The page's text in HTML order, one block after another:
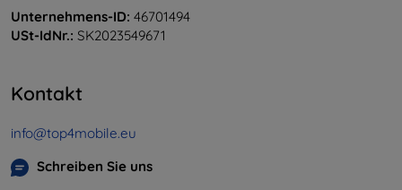
Unternehmens-ID: 46701494
USt-IdNr.: SK2023549671
Kontakt
info@top4mobile.eu
Schreiben Sie uns